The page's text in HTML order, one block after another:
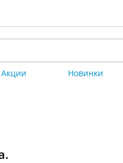
Акции Новинки